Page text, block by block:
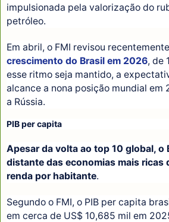
impulsionada pela valorização do
petróleo.
Em abril, o FMI revisou
crescimento do Brasil em 2026, de
esse ritmo seja mantido, a
alcance a nona posição mundial em
a Rússia.
PIB per capita
Apesar da volta ao top 10 global, o
distante das economias mais ricas
renda por habitante.
Segundo o FMI, o PIB per capita
em cerca de US$ 10,685 mil em